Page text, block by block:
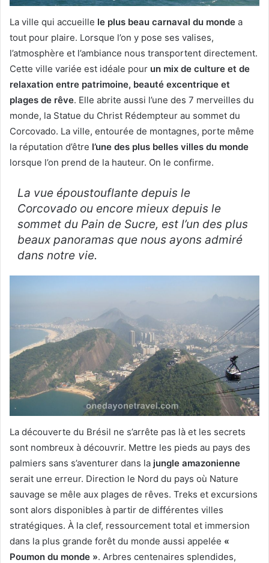
La ville qui accueille le plus beau carnaval du monde a
tout pour plaire. Lorsque l’on y pose ses valises,
l’atmosphère et l’ambiance nous transportent directement.
Cette ville variée est idéale pour un mix de culture et de
relaxation entre patrimoine, beauté excentrique et
plages de rêve. Elle abrite aussi l’une des 7 merveilles du
monde, la Statue du Christ Rédempteur au sommet du
Corcovado. La ville, entourée de montagnes, porte même
la réputation d’être l’une des plus belles villes du monde
lorsque l’on prend de la hauteur. On le confirme.
La vue époustouflante depuis le
Corcovado ou encore mieux depuis le
sommet du Pain de Sucre, est l’un des plus
beaux panoramas que nous ayons admiré
dans notre vie.
La découverte du Brésil ne s’arrête pas là et les secrets
sont nombreux à découvrir. Mettre les pieds au pays des
palmiers sans s’aventurer dans la jungle amazonienne
serait une erreur. Direction le Nord du pays où Nature
sauvage se mêle aux plages de rêves. Treks et excursions
sont alors disponibles à partir de différentes villes
stratégiques. À la clef, ressourcement total et immersion
dans la plus grande forêt du monde aussi appelée «
Poumon du monde ». Arbres centenaires splendides,